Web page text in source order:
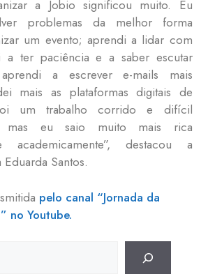
a Jobio significou muito. Eu
problemas da melhor forma
um evento; aprendi a lidar com
a ter paciência e a saber escutar
a escrever e-mails mais
mais as plataformas digitais de
um trabalho corrido e difícil
mas eu saio muito mais rica
academicamente”, destacou a
Santos.
pelo canal “Jornada da
no Youtube.